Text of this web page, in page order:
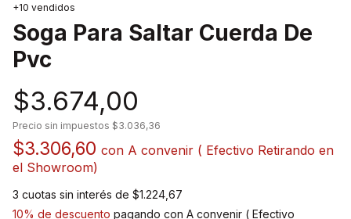
+10 vendidos
Soga Para Saltar Cuerda De
Pvc
$3.674,00
Precio sin impuestos $3.036,36
$3.306,60 con A convenir ( Efectivo Retirando en
el Showroom)
3 cuotas sin interés de $1.224,67
10% de descuento pagando con A convenir ( Efectivo